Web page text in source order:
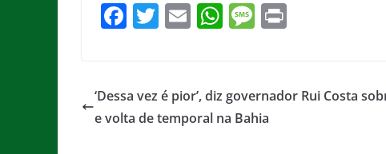
F
e
b
T
er
E
l
W
s
A
M
a
g
‘Dessa vez é pior’, diz governador Rui Costa
e volta de temporal na Bahia